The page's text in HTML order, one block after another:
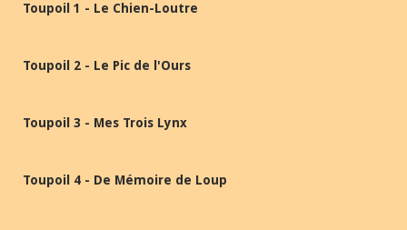
Toupoil 1 - Le Chien-Loutre
Toupoil 2 - Le Pic de l'Ours
Toupoil 3 - Mes Trois Lynx
Toupoil 4 - De Mémoire de Loup